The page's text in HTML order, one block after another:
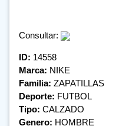
Consultar:
ID: 14558
Marca: NIKE
Familia: ZAPATILLAS
Deporte: FUTBOL
Tipo: CALZADO
Genero: HOMBRE